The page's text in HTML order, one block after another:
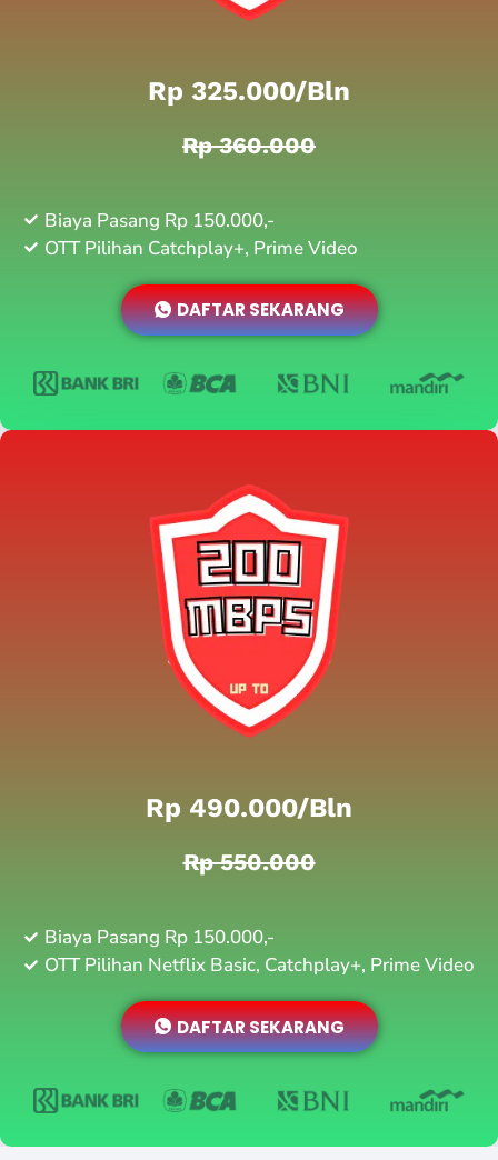
Rp 325.000/bln
Rp 360.000
Biaya Pasang Rp 150.000,-
OTT Pilihan Catchplay+, Prime Video
DAFTAR SEKARANG
Rp 490.000/bln
Rp 550.000
Biaya Pasang Rp 150.000,-
OTT Pilihan Netflix Basic, Catchplay+, Prime Video
DAFTAR SEKARANG